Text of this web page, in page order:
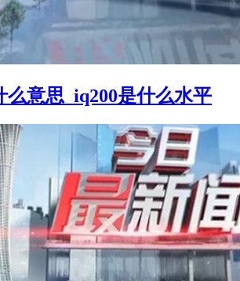
么意思_iq200是什么水平